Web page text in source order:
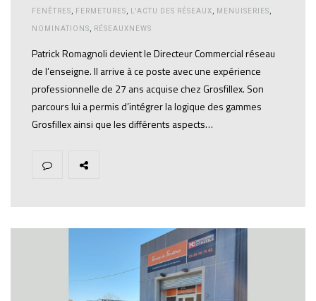
FENÊTRES FERMETURES L'ACTU DES RÉSEAUX MENUISERIES
NOMINATIONS RÉSEAUXNEWS
Patrick Romagnoli devient le Directeur Commercial réseau
de l’enseigne. Il arrive à ce poste avec une expérience
professionnelle de 27 ans acquise chez Grosfillex. Son
parcours lui a permis d’intégrer la logique des gammes
Grosfillex ainsi que les différents aspects…